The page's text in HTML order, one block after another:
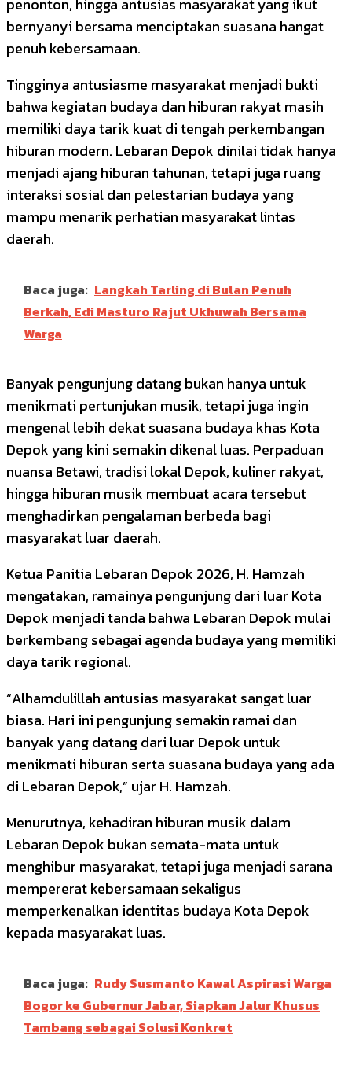
bernyanyi bersama menciptakan suasana hangat
penuh kebersamaan.
Tingginya antusiasme masyarakat menjadi bukti
bahwa kegiatan budaya dan hiburan rakyat masih
memiliki daya tarik kuat di tengah perkembangan
hiburan modern. Lebaran Depok dinilai tidak hanya
menjadi ajang hiburan tahunan, tetapi juga ruang
interaksi sosial dan pelestarian budaya yang
mampu menarik perhatian masyarakat lintas
daerah.
Baca juga: Langkah Tarling di Bulan Penuh
Berkah, Edi Masturo Rajut Ukhuwah Bersama
Warga
Banyak pengunjung datang bukan hanya untuk
menikmati pertunjukan musik, tetapi juga ingin
mengenal lebih dekat suasana budaya khas Kota
Depok yang kini semakin dikenal luas. Perpaduan
nuansa Betawi, tradisi lokal Depok, kuliner rakyat,
hingga hiburan musik membuat acara tersebut
menghadirkan pengalaman berbeda bagi
masyarakat luar daerah.
Ketua Panitia Lebaran Depok 2026, H. Hamzah
mengatakan, ramainya pengunjung dari luar Kota
Depok menjadi tanda bahwa Lebaran Depok mulai
berkembang sebagai agenda budaya yang memiliki
daya tarik regional.
“Alhamdulillah antusias masyarakat sangat luar
biasa. Hari ini pengunjung semakin ramai dan
banyak yang datang dari luar Depok untuk
menikmati hiburan serta suasana budaya yang ada
di Lebaran Depok,” ujar H. Hamzah.
Menurutnya, kehadiran hiburan musik dalam
Lebaran Depok bukan semata-mata untuk
menghibur masyarakat, tetapi juga menjadi sarana
mempererat kebersamaan sekaligus
memperkenalkan identitas budaya Kota Depok
kepada masyarakat luas.
Baca juga: Rudy Susmanto Kawal Aspirasi Warga
Bogor ke Gubernur Jabar, Siapkan Jalur Khusus
Tambang sebagai Solusi Konkret